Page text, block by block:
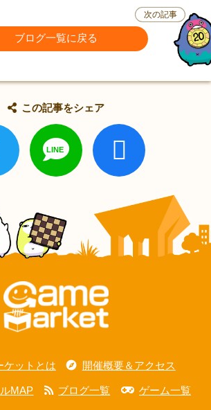
ブログ一覧に戻る
次の記事
この記事をシェア
ケットとは 開催概要＆アクセス
MAP ブログ一覧 ゲーム一覧